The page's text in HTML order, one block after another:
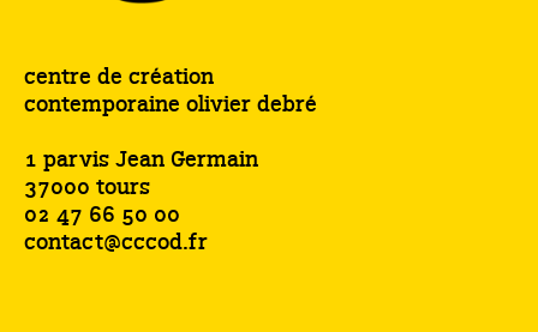
centre de création
contemporaine olivier debré
1 parvis Jean Germain
37000 tours
02 47 66 50 00
contact@cccod.fr